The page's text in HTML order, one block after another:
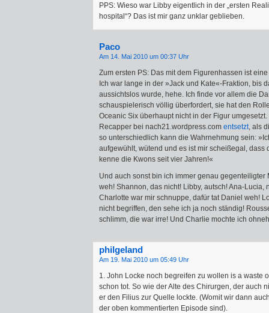
PPS: Wieso war Libby eigentlich in der „ersten
hospital“? Das ist mir ganz unklar geblieben.
Paco
Am 14. Mai 2010 um 00:37 Uhr
Zum ersten PS: Das mit dem Figurenhassen ist
Ich war lange in der »Jack und Kate«-Fraktion, bis
aussichtslos wurde, hehe. Ich finde vor allem die
schauspielerisch völlig überfordert, sie hat den
Oceanic Six überhaupt nicht in der Figur
Recapper bei nach21.wordpress.com entsetzt, als
so unterschiedlich kann die Wahrnehmung sein:
aufgewühlt, wütend und es ist mir scheißegal, dass
kenne die Kwons seit vier Jahren!«
Und auch sonst bin ich immer genau gegenteiligter
weh! Shannon, das nicht! Libby, autsch! Ana-
Charlotte war mir schnuppe, dafür tat Daniel weh!
nicht begriffen, den sehe ich ja noch ständig!
schlimm, die war irre! Und Charlie mochte ich
philgeland
Am 19. Mai 2010 um 05:49 Uhr
1. John Locke noch begreifen zu wollen is a waste
schon tot. So wie der Alte des Chirurgen, der auch
er den Filius zur Quelle lockte. (Womit wir dann
der oben kommentierten Episode sind).